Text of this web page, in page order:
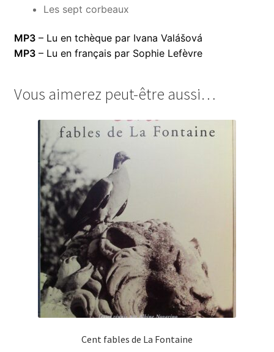
Les sept corbeaux
MP3– Lu en tchèque par Ivana Valášová
MP3– Lu en français par Sophie Lefèvre
Vous aimerez peut-être aussi…
Cent fables de La Fontaine